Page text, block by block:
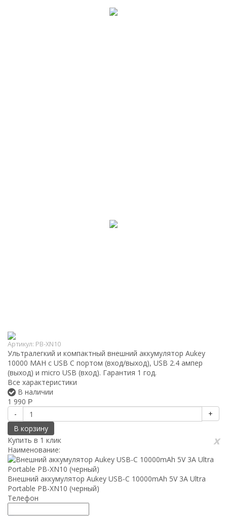
Артикул: PB-XN10
Ультралегкий и компактный внешний аккумулятор Aukey
10000 MAH c USB C портом (вход/выход), USB 2.4 ампер
(выход) и micro USB (вход). Гарантия 1 год.
Все характеристики
В наличии
1 990 Р
-
+
В корзину
Купить в 1 клик
x
Наименование:
Внешний аккумулятор Aukey USB-C 10000mAh 5V 3A Ultra
Portable PB-XN10 (черный)
Телефон